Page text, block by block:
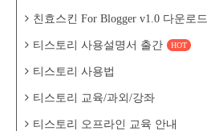
친효스킨 For Blogger v1.0 다운로드
티스토리 사용설명서 출간 HOT
티스토리 사용법
티스토리 교육/과외/강좌
티스토리 오프라인 교육 안내